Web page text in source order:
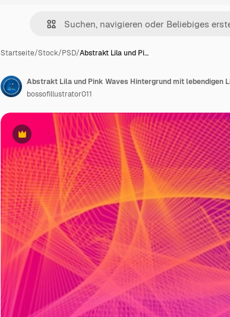
Startseite/Stock/PSD/Abstrakt Lila und Pi…
Premium
bossofillustrator011